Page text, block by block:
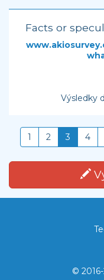
Facts or
Výsledky
1 2 3 4
©